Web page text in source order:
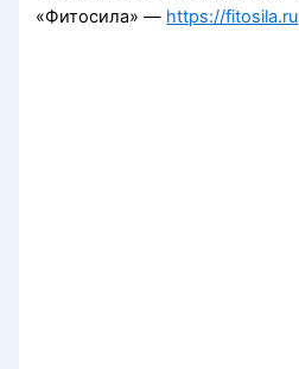
«Фитосила» — https://fitosila.ru